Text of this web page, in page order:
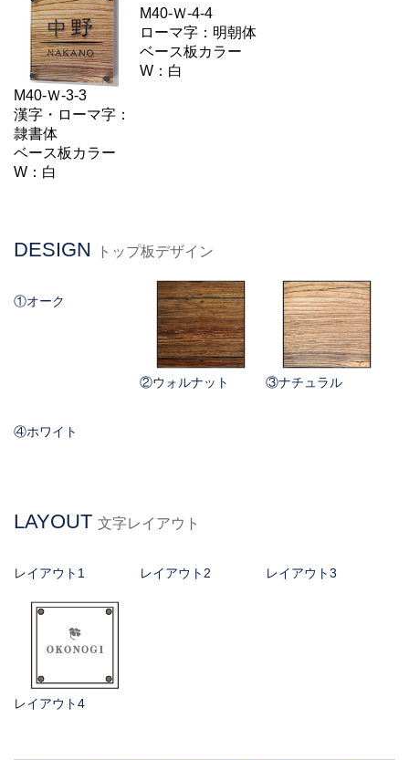
M40-Ｗ-3-3
漢字・ローマ字：
隷書体
ベース板カラー
W：白
M40-Ｗ-4-4
ローマ字：明朝体
ベース板カラー
W：白
DESIGN トップ板デザイン
①オーク
②ウォルナット ③ナチュラル
④ホワイト
LAYOUT 文字レイアウト
レイアウト1 レイアウト2 レイアウト3
レイアウト4